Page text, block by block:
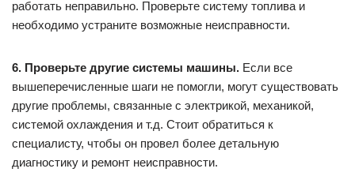
работать неправильно. Проверьте систему топлива и
необходимо устраните возможные неисправности.
6. Проверьте другие системы машины. Если все
вышеперечисленные шаги не помогли, могут существовать
другие проблемы, связанные с электрикой, механикой,
системой охлаждения и т.д. Стоит обратиться к
специалисту, чтобы он провел более детальную
диагностику и ремонт неисправности.